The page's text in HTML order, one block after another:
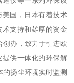
美国，日本有着技术
支持和雄厚的资金
创办，致力于引进欧
提供一体化的环保解
扬尘环境实时监测